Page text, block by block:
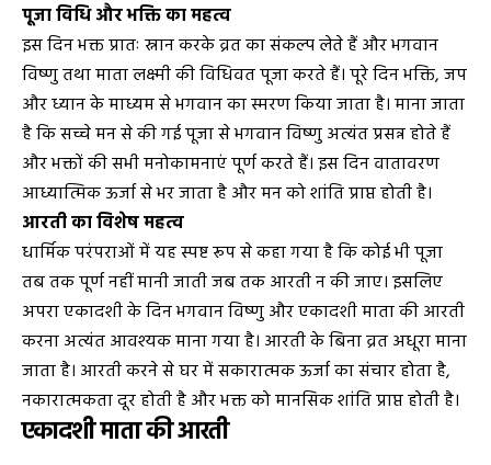
पूजा विधि और भक्ति का महत्व
इस दिन भक्त प्रातः स्नान करके व्रत का संकल्प लेते हैं और भगवान
विष्णु तथा माता लक्ष्मी की विधिवत पूजा करते हैं। पूरे दिन भक्ति, जप
और ध्यान के माध्यम से भगवान का स्मरण किया जाता है। माना जाता
है कि सच्चे मन से की गई पूजा से भगवान विष्णु अत्यंत प्रसन्न होते हैं
और भक्तों की सभी मनोकामनाएं पूर्ण करते हैं। इस दिन वातावरण
आध्यात्मिक ऊर्जा से भर जाता है और मन को शांति प्राप्त होती है।
आरती का विशेष महत्व
धार्मिक परंपराओं में यह स्पष्ट रूप से कहा गया है कि कोई भी पूजा
तब तक पूर्ण नहीं मानी जाती जब तक आरती न की जाए। इसलिए
अपरा एकादशी के दिन भगवान विष्णु और एकादशी माता की आरती
करना अत्यंत आवश्यक माना गया है। आरती के बिना व्रत अधूरा माना
जाता है। आरती करने से घर में सकारात्मक ऊर्जा का संचार होता है,
नकारात्मकता दूर होती है और भक्त को मानसिक शांति प्राप्त होती है।
एकादशी माता की आरती